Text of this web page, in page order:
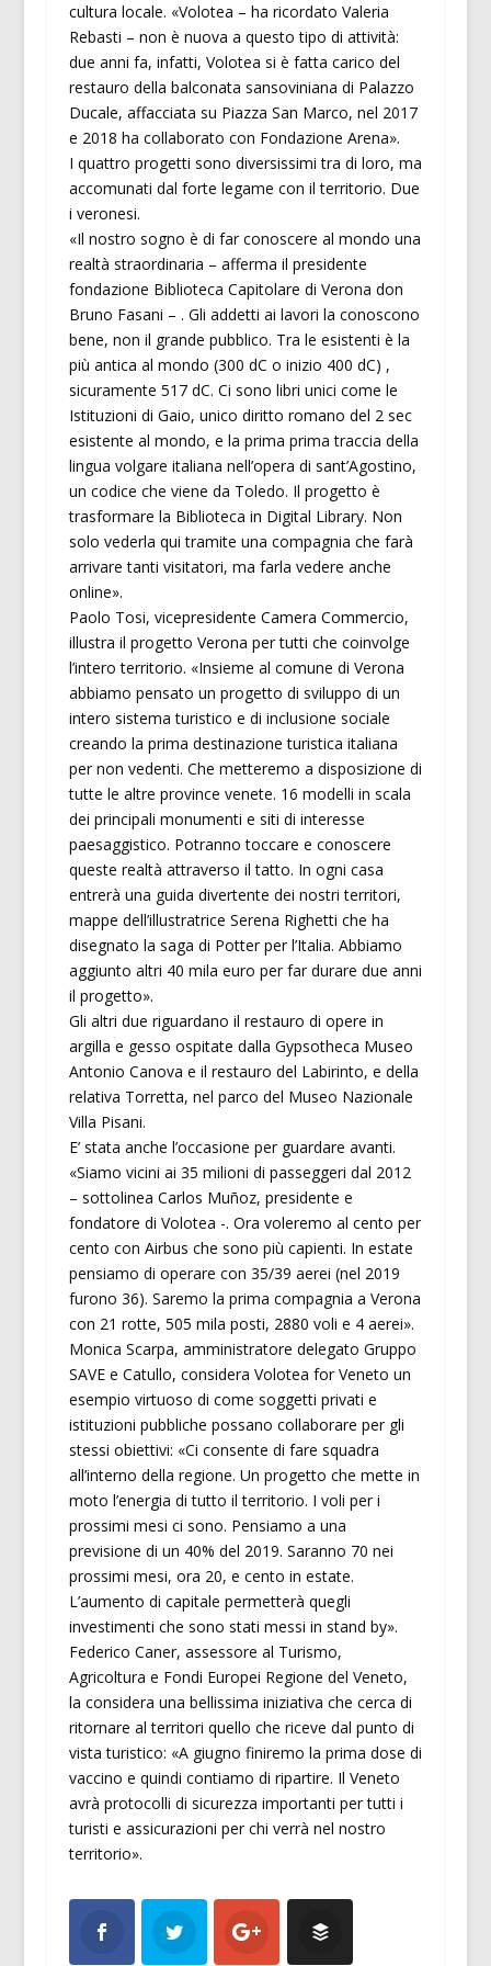
cultura locale. «Volotea – ha ricordato Valeria
Rebasti – non è nuova a questo tipo di attività:
due anni fa, infatti, Volotea si è fatta carico del
restauro della balconata sansoviniana di Palazzo
Ducale, affacciata su Piazza San Marco, nel 2017
e 2018 ha collaborato con Fondazione Arena».
I quattro progetti sono diversissimi tra di loro, ma
accomunati dal forte legame con il territorio. Due
i veronesi.
«Il nostro sogno è di far conoscere al mondo una
realtà straordinaria – afferma il presidente
fondazione Biblioteca Capitolare di Verona don
Bruno Fasani – . Gli addetti ai lavori la conoscono
bene, non il grande pubblico. Tra le esistenti è la
più antica al mondo (300 dC o inizio 400 dC) ,
sicuramente 517 dC. Ci sono libri unici come le
Istituzioni di Gaio, unico diritto romano del 2 sec
esistente al mondo, e la prima prima traccia della
lingua volgare italiana nell’opera di sant’Agostino,
un codice che viene da Toledo. Il progetto è
trasformare la Biblioteca in Digital Library. Non
solo vederla qui tramite una compagnia che farà
arrivare tanti visitatori, ma farla vedere anche
online».
Paolo Tosi, vicepresidente Camera Commercio,
illustra il progetto Verona per tutti che coinvolge
l’intero territorio. «Insieme al comune di Verona
abbiamo pensato un progetto di sviluppo di un
intero sistema turistico e di inclusione sociale
creando la prima destinazione turistica italiana
per non vedenti. Che metteremo a disposizione di
tutte le altre province venete. 16 modelli in scala
dei principali monumenti e siti di interesse
paesaggistico. Potranno toccare e conoscere
queste realtà attraverso il tatto. In ogni casa
entrerà una guida divertente dei nostri territori,
mappe dell’illustratrice Serena Righetti che ha
disegnato la saga di Potter per l’Italia. Abbiamo
aggiunto altri 40 mila euro per far durare due anni
il progetto».
Gli altri due riguardano il restauro di opere in
argilla e gesso ospitate dalla Gypsotheca Museo
Antonio Canova e il restauro del Labirinto, e della
relativa Torretta, nel parco del Museo Nazionale
Villa Pisani.
E’ stata anche l’occasione per guardare avanti.
«Siamo vicini ai 35 milioni di passeggeri dal 2012
– sottolinea Carlos Muñoz, presidente e
fondatore di Volotea -. Ora voleremo al cento per
cento con Airbus che sono più capienti. In estate
pensiamo di operare con 35/39 aerei (nel 2019
furono 36). Saremo la prima compagnia a Verona
con 21 rotte, 505 mila posti, 2880 voli e 4 aerei».
Monica Scarpa, amministratore delegato Gruppo
SAVE e Catullo, considera Volotea for Veneto un
esempio virtuoso di come soggetti privati e
istituzioni pubbliche possano collaborare per gli
stessi obiettivi: «Ci consente di fare squadra
all’interno della regione. Un progetto che mette in
moto l’energia di tutto il territorio. I voli per i
prossimi mesi ci sono. Pensiamo a una
previsione di un 40% del 2019. Saranno 70 nei
prossimi mesi, ora 20, e cento in estate.
L’aumento di capitale permetterà quegli
investimenti che sono stati messi in stand by».
Federico Caner, assessore al Turismo,
Agricoltura e Fondi Europei Regione del Veneto,
la considera una bellissima iniziativa che cerca di
ritornare al territori quello che riceve dal punto di
vista turistico: «A giugno finiremo la prima dose di
vaccino e quindi contiamo di ripartire. Il Veneto
avrà protocolli di sicurezza importanti per tutti i
turisti e assicurazioni per chi verrà nel nostro
territorio».